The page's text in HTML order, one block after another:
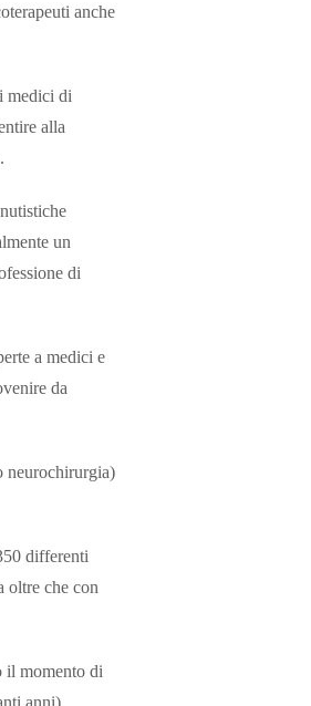
anche
medici di
alla
un
di
a medici e
da
neurochirurgia)
differenti
oltre che con
il momento di
anni)